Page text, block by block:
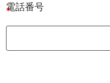
電話番号